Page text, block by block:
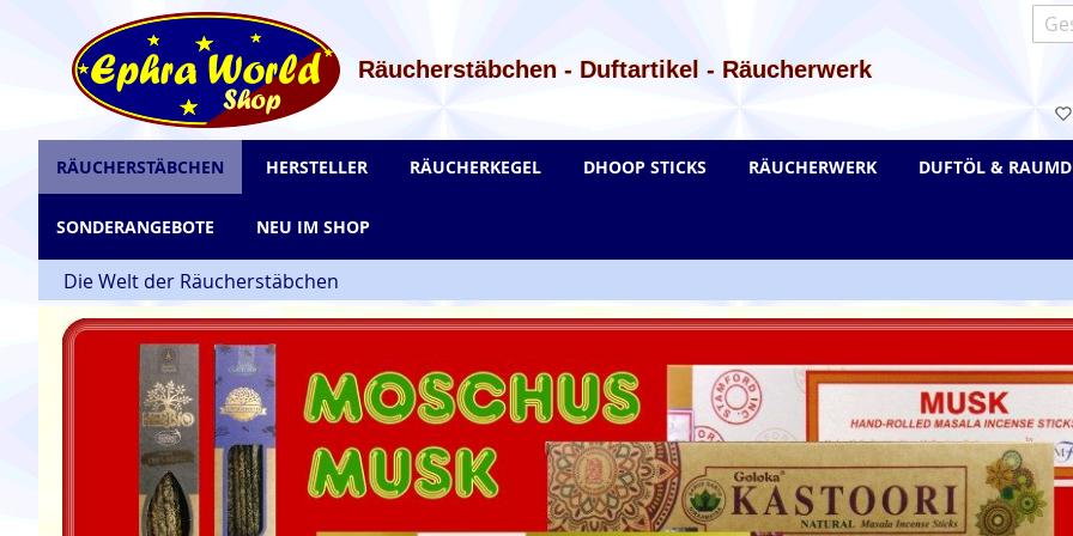
Räucherstäbchen - Duftartikel - Räucherwerk
Inhalt
springen
Die Welt der Räucherstäbchen
RÄUCHERSTÄBCHEN HERSTELLER RÄUCHERKEGEL DHOOP STICKS RÄUCHERWERK DUFTÖL &
SONDERANGEBOTE NEU IM SHOP